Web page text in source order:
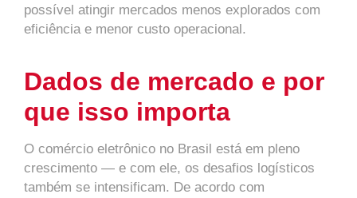
possível atingir mercados menos explorados com
eficiência e menor custo operacional.
Dados de mercado e por
que isso importa
O comércio eletrônico no Brasil está em pleno
crescimento — e com ele, os desafios logísticos
também se intensificam. De acordo com